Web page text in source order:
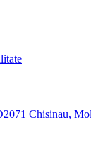
Chisinau,